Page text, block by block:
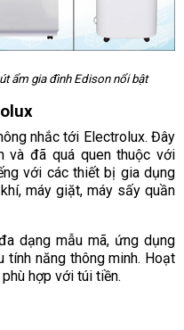
ẩm gia đình Edison nổi bật
nhắc tới Electrolux. Đây
và đã quá quen thuộc với
với các thiết bị gia dụng
máy giặt, máy sấy quần
dạng mẫu mã, ứng dụng
tính năng thông minh. Hoạt
hợp với túi tiền.